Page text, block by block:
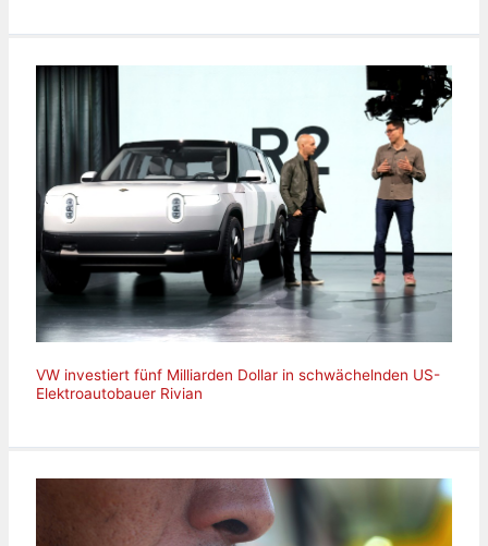
VW investiert fünf Milliarden Dollar in schwächelnden US-
Elektroautobauer Rivian